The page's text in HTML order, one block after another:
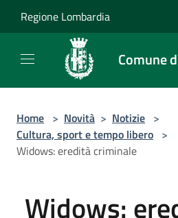
Regione Lombardia
Comune
Home > Novità > Notizie >
Cultura, sport e tempo libero >
Widows: eredità criminale
Widows: